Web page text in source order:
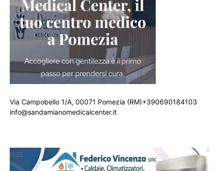
Via Campobello 1/A, 00071 Pomezia (RM)+390690184103
info@sandamianomedicalcenter.it